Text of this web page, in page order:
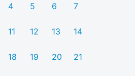
4 5 6 7
11 12 13 14
18 19 20 21